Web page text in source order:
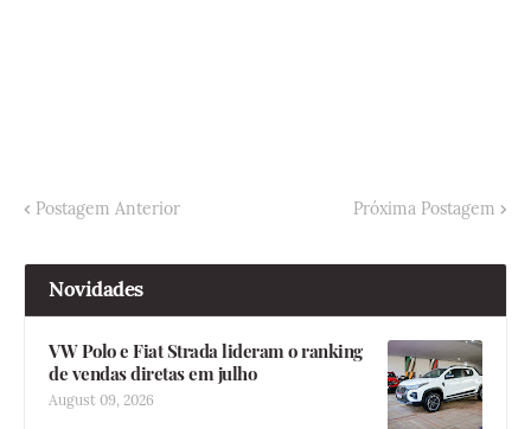
Postagem Anterior Próxima Postagem
Novidades
VW Polo e Fiat Strada lideram o ranking
de vendas diretas em julho
August 09, 2026